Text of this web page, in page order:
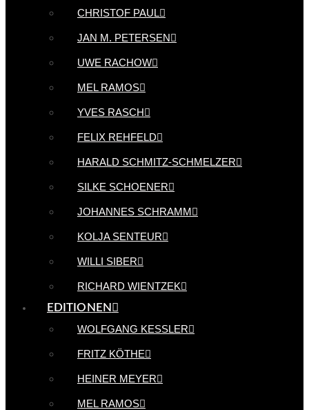
CHRISTOF PAUL
JAN M. PETERSEN
UWE RACHOW
MEL RAMOS
YVES RASCH
FELIX REHFELD
HARALD SCHMITZ-SCHMELZER
SILKE SCHOENER
JOHANNES SCHRAMM
KOLJA SENTEUR
WILLI SIBER
RICHARD WIENTZEK
EDITIONEN
WOLFGANG KESSLER
FRITZ KÖTHE
HEINER MEYER
MEL RAMOS